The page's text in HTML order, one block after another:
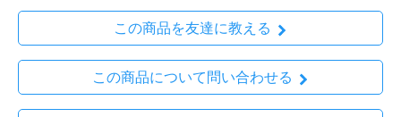
この商品を友達に教える
この商品について問い合わせる